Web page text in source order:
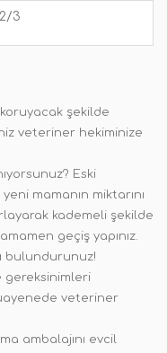
3
şekilde
veteriner hekiminize
Eski
yeni mamanın miktarını
kademeli şekilde
geçiş yapınız.
bulundurunuz!
gereksinimleri
veteriner
ambalajını evcil